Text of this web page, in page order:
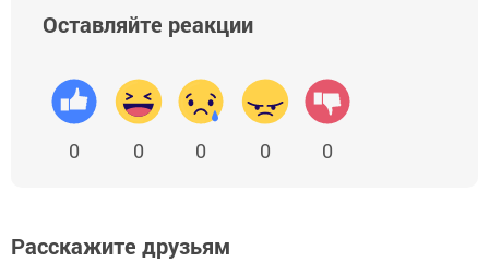
Оставляйте реакции
0 0 0 0 0
Расскажите друзьям